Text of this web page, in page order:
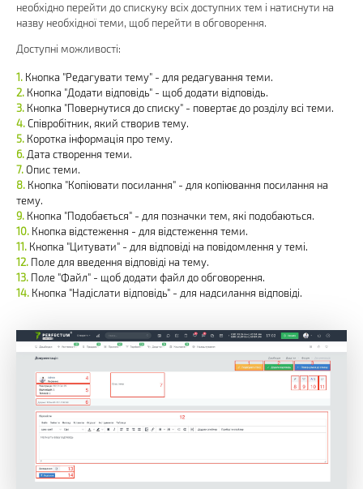
необхідно перейти до спискуку всіх доступних тем і натиснути на
назву необхідної теми, щоб перейти в обговорення.
Доступні можливості:
Кнопка "Редагувати тему" - для редагування теми.
Кнопка "Додати відповідь" - щоб додати відповідь.
Кнопка "Повернутися до списку" - повертає до розділу всі теми.
Співробітник, який створив тему.
Коротка інформація про тему.
Дата створення теми.
Опис теми.
Кнопка "Копіювати посилання" - для копіювання посилання на
тему.
Кнопка "Подобається" - для позначки тем, які подобаються.
Кнопка відстеження - для відстеження теми.
Кнопка "Цитувати" - для відповіді на повідомлення у темі.
Поле для введення відповіді на тему.
Поле "Файл" - щоб додати файл до обговорення.
Кнопка "Надіслати відповідь" - для надсилання відповіді.